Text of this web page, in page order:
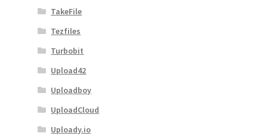
TakeFile
Tezfiles
Turbobit
Upload42
Uploadboy
UploadCloud
Uploady.io